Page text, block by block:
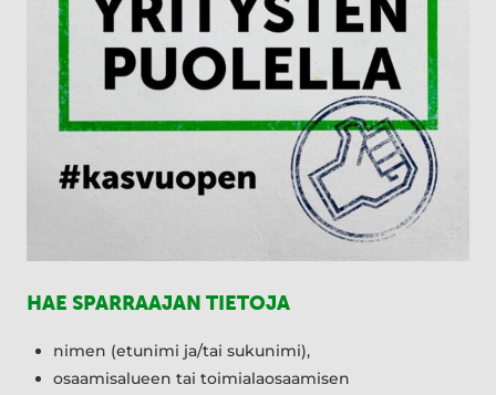
HAE SPARRAAJAN TIETOJA
nimen (etunimi ja/tai sukunimi),
osaamisalueen tai toimialaosaamisen